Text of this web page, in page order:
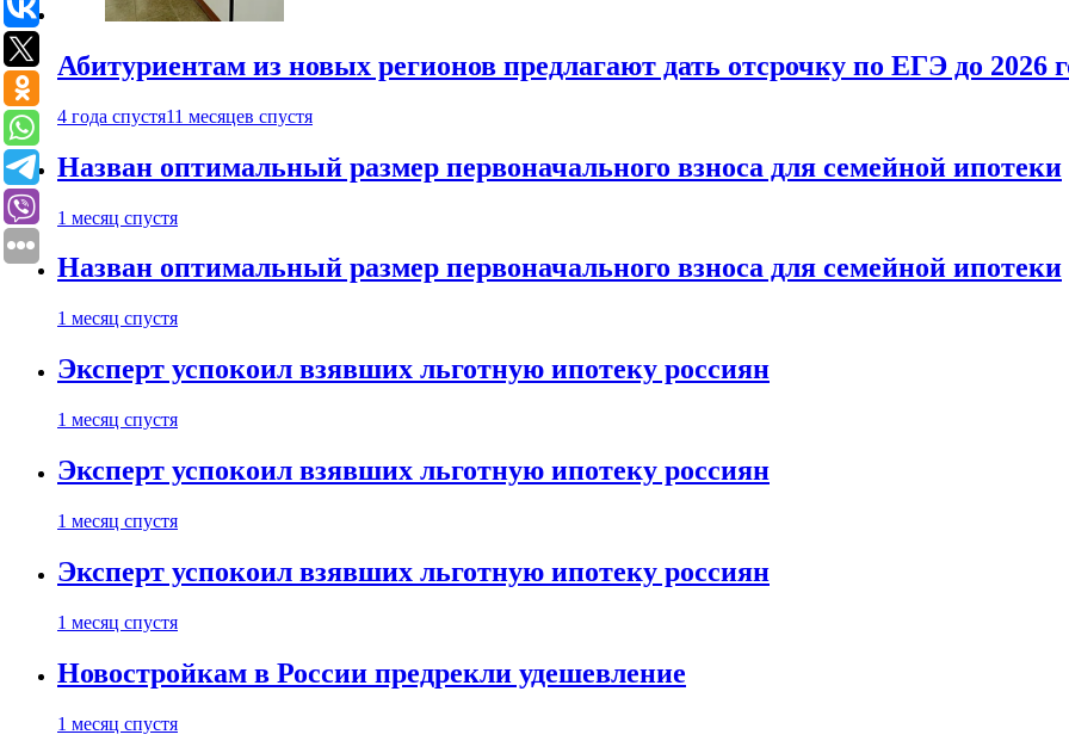
Абитуриентам из новых регионов предлагают дать отсрочку по ЕГЭ до 2026
4 года спустя11 месяцев спустя
Назван оптимальный размер первоначального взноса для семейной ипотеки
1 месяц спустя
Назван оптимальный размер первоначального взноса для семейной ипотеки
1 месяц спустя
Эксперт успокоил взявших льготную ипотеку россиян
1 месяц спустя
Эксперт успокоил взявших льготную ипотеку россиян
1 месяц спустя
Эксперт успокоил взявших льготную ипотеку россиян
1 месяц спустя
Новостройкам в России предрекли удешевление
1 месяц спустя